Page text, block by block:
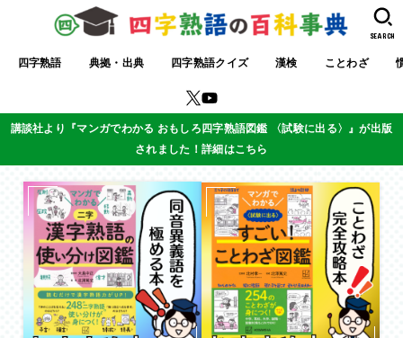
四字熟語 典拠・出典 四字熟語クイズ 漢検 ことわざ
SEARCH
講談社より『マンガでわかる おもしろ四字熟語図鑑 〈試験に出る〉』が出版
されました！詳細はこちら